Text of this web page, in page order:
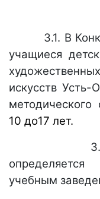
3.1. В
учащиеся
искусств Усть-
методического
10 до17 лет.
3.2.
учебным